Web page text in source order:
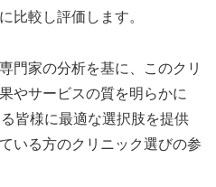
比較し評価します。
門家の分析を基に、このクリ
やサービスの質を明らかに
皆様に最適な選択肢を提供
いる方のクリニック選びの参